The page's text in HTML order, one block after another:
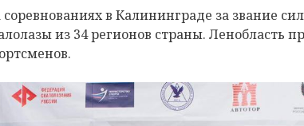
в Калининграде за звание
из 34 регионов страны. Ленобласть